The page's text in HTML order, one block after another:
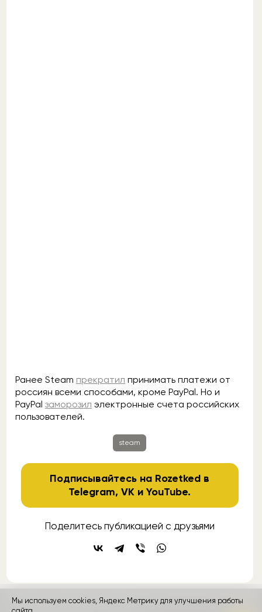
Ранее Steam прекратил принимать платежи от
россиян всеми способами, кроме PayPal. Но и
PayPal заморозил электронные счета российских
пользователей.
steam
Подписывайтесь на Rozetked в
Telegram,VK иYouTube.
Поделитесь публикацией с друзьями
Мы используем cookies, Яндекс Метрику для улучшения работы